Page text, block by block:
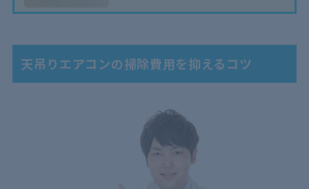
天吊りエアコンの掃除費用を抑えるコツ